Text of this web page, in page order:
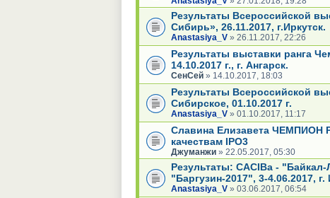
Результаты Всероссийской
Сибирь», 26.11.2017, г.Иркутск.
Anastasiya_V » 26.11.2017, 22:26
Результаты выставки ранга
14.10.2017 г., г. Ангарск.
СенСей » 14.10.2017, 18:03
Результаты Всероссийской
Сибирское, 01.10.2017 г.
Anastasiya_V » 01.10.2017, 11:17
Cлавинa Елизавета ЧЕМПИОН
качествам IPO3
Джуманжи » 22.05.2017, 05:30
Результаты: СACIBа -
"Баргузин-2017", 3-4.06.2017, г.
Anastasiya_V » 03.06.2017, 06:54